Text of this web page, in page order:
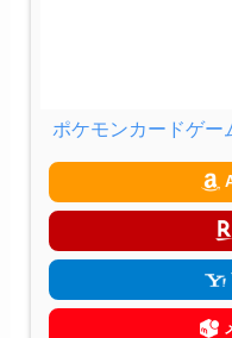
ポケモンカードゲー